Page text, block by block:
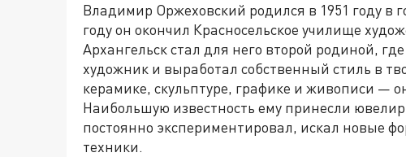
Владимир Оржеховский родился в 1951 году в
году он окончил Красносельское училище
Архангельск стал для него второй родиной,
художник и выработал собственный стиль в
керамике, скульптуре, графике и живописи —
Наибольшую известность ему принесли
постоянно экспериментировал, искал новые
техники.